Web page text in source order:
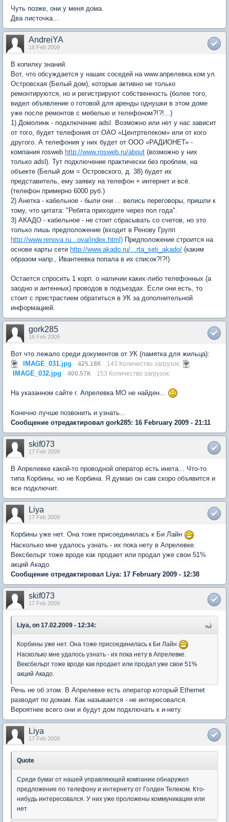
Чуть позже, они у меня дома.
Два листочка...
AndreiYA
16 Feb 2009
В копилку знаний.
Вот, что обсуждается у наших соседей на www.апрелевка.ком ул.
Островская (Белый дом), которые активно не только
ремонтируются, но и регистрируют собственность (более того,
видел объявление о готовой для аренды однушки в этом доме
уже после ремонтов с мебелью и телефоном?!?!...)
1) Домолинк - подключение adsl. Возможно или нет у нас зависит
от того, будет телефония от ОАО «Центртелеком» или от кого
другого. А телефония у них будет от ООО «РАДИОНЕТ» -
компания rosweb http://www.rosweb.ru/about (возможно у них
только adsl). Тут подключение практически без проблем, на
объекте (Белый дом = Островского, д. 38) будет их
представитель, ему заявку на телефон + интернет и всё.
(телефон примерно 6000 руб.)
2) Анетка - кабельное - были они ... велись переговоры, пришли к
тому, что цитата: "Ребята приходите через пол года".
3) АКАДО - кабельное - не стоит сбрасывать со счетов, но это
только лишь предположение (входит в Ренову Групп
http://www.renova.ru...ova/index.html) Предположение строится на
основе карты сети http://www.akado.ru/...rta_seti_akado/ (каким
образом напр., Ивантеевка попала в их список?!?!)
Остается спросить 1 корп. о наличии каких-либо телефонных (а
заодно и антенных) проводов в подъездах. Если они есть, то
стоит с пристрастием обратиться в УК за дополнительной
информацией.
gork285
16 Feb 2009
Вот что лежало среди документов от УК (памятка для жильца):
IMAGE_031.jpg
425.18К 143 Количество загрузок:
IMAGE_032.jpg 400.57К 153 Количество загрузок:
На указанном сайте г. Апрелевка МО не найден...
Конечно лучше позвонить и узнать...
Сообщение отредактировал gork285: 16 February 2009 - 21:11
skif073
17 Feb 2009
В Апрелевке какой-то проводной оператор есть инета... Что-то
типа Корбины, но не Корбина. Я думаю он сам скоро объявится и
все подключит.
Liya
17 Feb 2009
Корбины уже нет. Она тоже присоединилась к Би Лайн
Насколько мне удалось узнать - их пока нету в Апрелевке.
Вексбельрг тоже вроде как продает или продал уже свои 51%
акций Акадо.
Сообщение отредактировал Liya: 17 February 2009 - 12:38
skif073
17 Feb 2009
Liya, on 17.02.2009 - 12:34:
Корбины уже нет. Она тоже присоединилась к Би Лайн
Насколько мне удалось узнать - их пока нету в Апрелевке.
Вексбельрг тоже вроде как продает или продал уже свои 51%
акций Акадо.
Речь не об этом. В Апрелевке есть оператор который Ethernet
разводит по домам. Как называется - не интересовался.
Вероятнее всего они и будут дом подключать к и-нету.
Liya
17 Feb 2009
Quote
Среди бумаг от нашей управляющей компании обнаружил
предложение по телефону и интернету от Голден Телеком. Кто-
нибудь интересовался. У них уже проложены коммуникации или
нет